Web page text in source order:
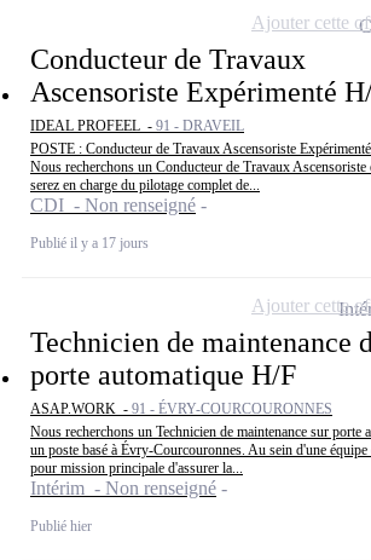
Conducteur de Travaux
Ascensoriste Expérimenté
IDEAL PROFEEL - 91 - DRAVEIL
POSTE : Conducteur de Travaux Ascensoriste
Nous recherchons un Conducteur de Travaux
serez en charge du pilotage complet de...
CDI - Non renseigné
Publié il y a 17 jours
Ajouter cette
Technicien de maintenance
porte automatique H/F
ASAP.WORK - 91 - ÉVRY-COURCOURONNES
Nous recherchons un Technicien de maintenance sur porte
un poste basé à Évry-Courcouronnes. Au sein d'une
pour mission principale d'assurer la...
Intérim - Non renseigné
Publié hier
Ajouter cette